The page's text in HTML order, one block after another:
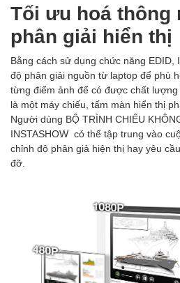
Tối ưu hoá thông
phân giải hiển thị
Bằng cách sử dụng chức năng EDID,
độ phân giải nguồn từ laptop để phù
từng điểm ảnh để có được chất
là một máy chiếu, tấm màn hiển thị
Người dùng BỘ TRÌNH CHIẾU
INSTASHOW có thể tập trung vào
chỉnh độ phân giả hiện thị hay yêu
đỡ.